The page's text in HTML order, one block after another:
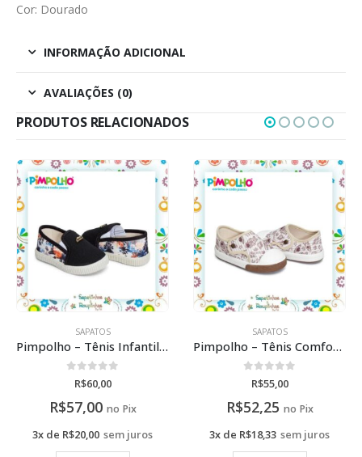
Cor: Dourado
INFORMAÇÃO ADICIONAL
AVALIAÇÕES (0)
PRODUTOS RELACIONADOS
SAPATOS
Pimpolho – Tênis Infantil Slip On Tropical/Preto
de 5
R$60,00
R$57,00 no Pix
3x de R$20,00 sem juros
SAPATOS
Pimpolho – Tênis Comfort F3 Bege
de 5
R$55,00
R$52,25 no Pix
3x de R$18,33 sem juros